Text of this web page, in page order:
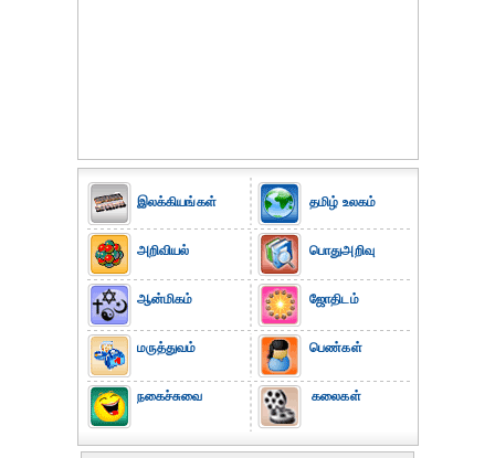
இலக்கியங்கள்
அறிவியல்
ஆன்மிகம்
மருத்துவம்
நகைச்சுவை
தமிழ் உலகம்
பொதுஅறிவு
ஜோதிடம்
பெண்கள்
கலைகள்